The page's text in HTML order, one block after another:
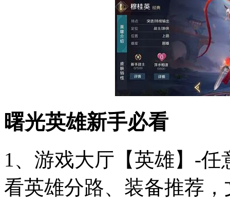
曙光英雄新手必看
1、游戏大厅【英雄】-
看英雄分路、装备推荐